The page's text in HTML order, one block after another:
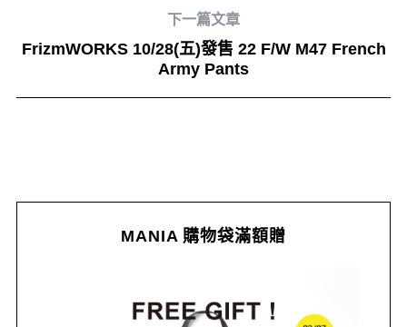
下一篇文章
FrizmWORKS 10/28(五)發售 22 F/W M47 French
Army Pants
MANIA 購物袋滿額贈